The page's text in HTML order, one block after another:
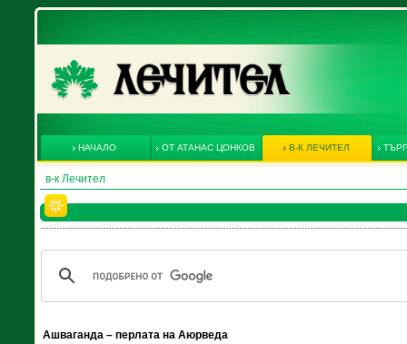
НАЧАЛО ОТ АТАНАС ЦОНКОВ В-К ЛЕЧИТЕЛ
в-к Лечител
Ашваганда – перлата на Аюрведа